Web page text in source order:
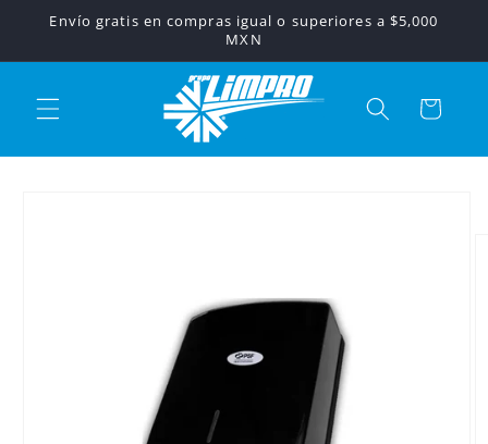
directamente
Envío gratis en compras igual o superiores a $5,000
MXN
Carrito